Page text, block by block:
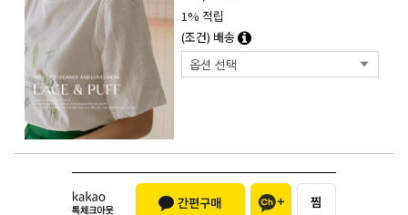
1% 적립
(조건) 배송